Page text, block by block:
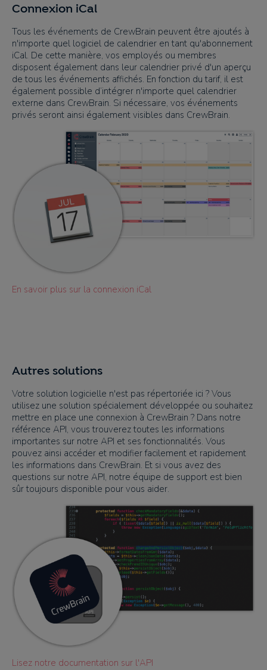
Connexion iCal
Tous les événements de CrewBrain peuvent être ajoutés à
n'importe quel logiciel de calendrier en tant qu'abonnement
iCal. De cette manière, vos employés ou membres
disposent également dans leur calendrier privé d'un aperçu
de tous les événements affichés. En fonction du tarif, il est
également possible d’intégrer n'importe quel calendrier
externe dans CrewBrain. Si nécessaire, vos événements
privés seront ainsi également visibles dans CrewBrain.
En savoir plus sur la connexion iCal
Autres solutions
Votre solution logicielle n'est pas répertoriée ici ? Vous
utilisez une solution spécialement développée ou souhaitez
mettre en place une connexion à CrewBrain ? Dans notre
référence API, vous trouverez toutes les informations
importantes sur notre API et ses fonctionnalités. Vous
pouvez ainsi accéder et modifier facilement et rapidement
les informations dans CrewBrain. Et si vous avez des
questions sur notre API, notre équipe de support est bien
sûr toujours disponible pour vous aider.
Lisez notre documentation sur l'API